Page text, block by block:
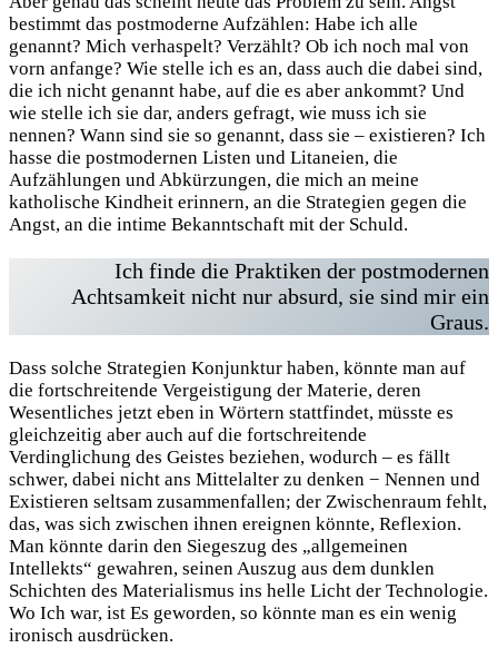
bestimmt das postmoderne Aufzählen: Habe ich alle
genannt? Mich verhaspelt? Verzählt? Ob ich noch mal von
vorn anfange? Wie stelle ich es an, dass auch die dabei sind,
die ich nicht genannt habe, auf die es aber ankommt? Und
wie stelle ich sie dar, anders gefragt, wie muss ich sie
nennen? Wann sind sie so genannt, dass sie – existieren? Ich
hasse die postmodernen Listen und Litaneien, die
Aufzählungen und Abkürzungen, die mich an meine
katholische Kindheit erinnern, an die Strategien gegen die
Angst, an die intime Bekanntschaft mit der Schuld.
Ich finde die Praktiken der postmodernen
Achtsamkeit nicht nur absurd, sie sind mir ein
Graus.
Dass solche Strategien Konjunktur haben, könnte man auf
die fortschreitende Vergeistigung der Materie, deren
Wesentliches jetzt eben in Wörtern stattfindet, müsste es
gleichzeitig aber auch auf die fortschreitende
Verdinglichung des Geistes beziehen, wodurch – es fällt
schwer, dabei nicht ans Mittelalter zu denken − Nennen und
Existieren seltsam zusammenfallen; der Zwischenraum fehlt,
das, was sich zwischen ihnen ereignen könnte, Reflexion.
Man könnte darin den Siegeszug des „allgemeinen
Intellekts“ gewahren, seinen Auszug aus dem dunklen
Schichten des Materialismus ins helle Licht der Technologie.
Wo Ich war, ist Es geworden, so könnte man es ein wenig
ironisch ausdrücken.